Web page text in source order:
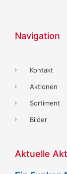
Navigation
Kontakt
Aktionen
Sortiment
Bilder
Aktuelle